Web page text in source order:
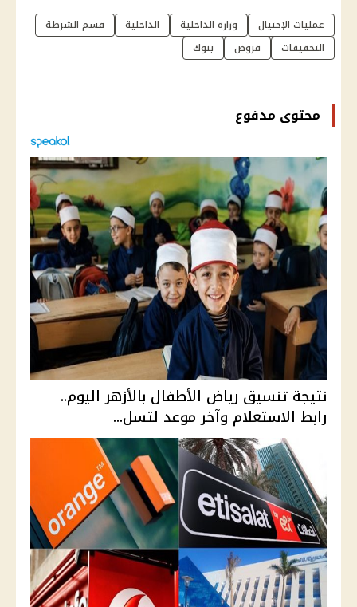
عمليات الإحتيال وزارة الداخلية الداخلية
قسم الشرطة
التحقيقات
قروض بنوك
محتوى مدفوع
نتيجة تنسيق رياض الأطفال بالأزهر اليوم..
رابط الاستعلام وآخر موعد لتسل...